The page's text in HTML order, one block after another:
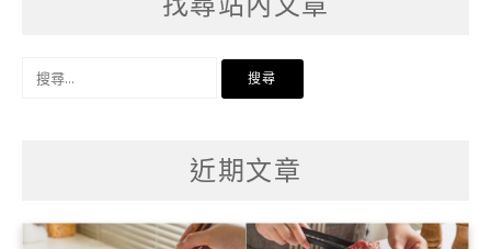
近期文章